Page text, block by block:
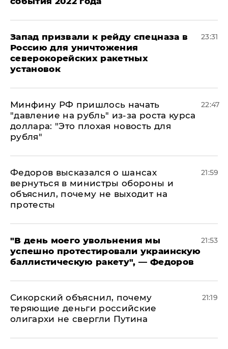
Запад призвали к рейду спецназа в
Россию для уничтожения
северокорейских ракетных
установок
23:31
Минфину РФ пришлось начать
"давление на рубль" из-за роста курса
доллара: "Это плохая новость для
рубля"
22:47
Федоров высказался о шансах
вернуться в министры обороны и
объяснил, почему не выходит на
протесты
21:59
​"В день моего увольнения мы
успешно протестировали украинскую
баллистическую ракету", — Федоров
21:53
Сикорский объяснил, почему
теряющие деньги российские
олигархи не свергли Путина
21:19